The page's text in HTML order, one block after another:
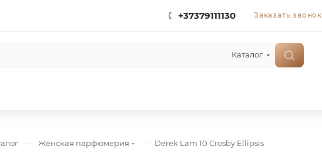
+37379111130 Заказать звонок
Каталог
— Женская парфюмерия — Derek Lam 10 Crosby Ellipsis